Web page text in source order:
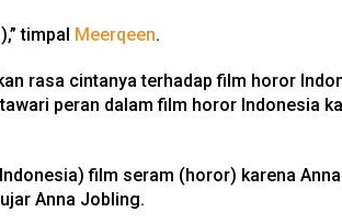
timpal Meerqeen.
rasa cintanya terhadap film horor
peran dalam film horor Indonesia
film seram (horor) karena
Anna Jobling.